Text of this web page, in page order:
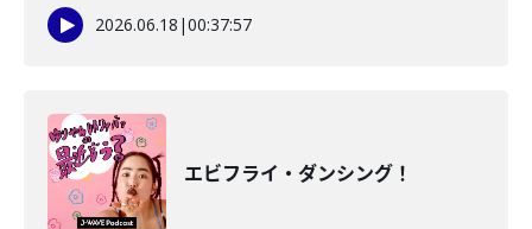
2026.06.18 |00:37:57
エビフライ・ダンシング！